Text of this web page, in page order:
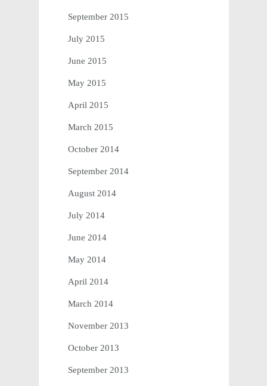
September 2015
July 2015
June 2015
May 2015
April 2015
March 2015
October 2014
September 2014
August 2014
July 2014
June 2014
May 2014
April 2014
March 2014
November 2013
October 2013
September 2013